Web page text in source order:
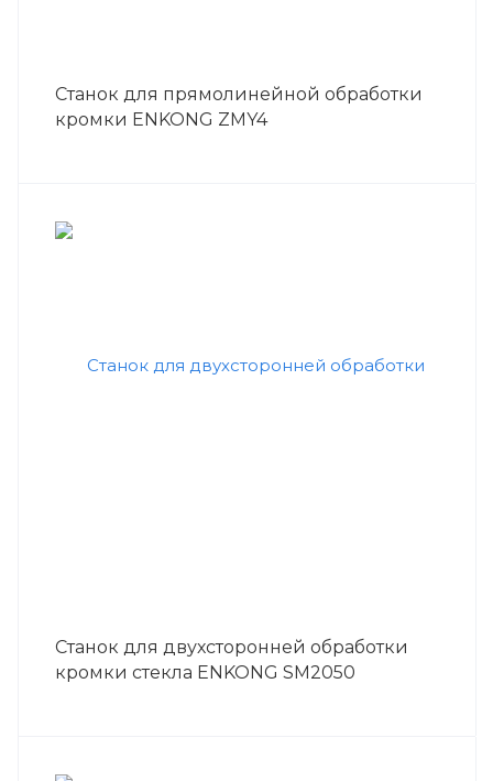
Станок для прямолинейной обработки
кромки ENKONG ZMY4
Станок для двухсторонней обработки
кромки стекла ENKONG SM2050